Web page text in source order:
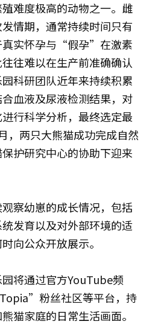
难度极高的动物之一。雌
情期，通常持续时间只有
真实怀孕与“假孕”在激素
往难以在生产前准确确认
科研团队近年来持续积累
血液及尿液检测结果，对
行科学分析，最终选定最
，两只大熊猫成功完成自然
护研究中心的协助下迎来
察幼崽的成长情况，包括
发育以及对外部环境的适
向公众开放展示。
将通过官方YouTube频
粉丝社区等平台，持
猫家庭的日常生活画面。